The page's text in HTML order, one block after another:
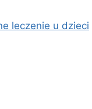
leczenie u dzieci